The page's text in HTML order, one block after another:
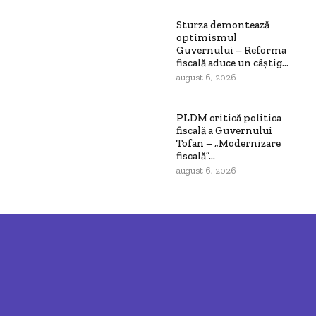
Sturza demontează
optimismul
Guvernului – Reforma
fiscală aduce un câștig...
august 6, 2026
PLDM critică politica
fiscală a Guvernului
Tofan – „Modernizare
fiscală”...
august 6, 2026